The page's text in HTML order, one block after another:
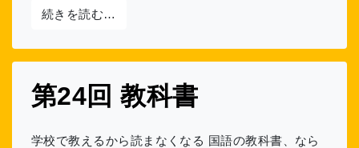
続きを読む…
第24回 教科書
学校で教えるから読まなくなる 国語の教科書、なら